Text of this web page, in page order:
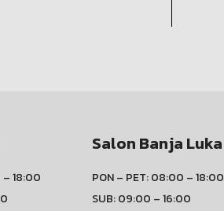
– 18:00
Salon Banja Luka
PON – PET: 08:00 – 18:00
SUB: 09:00 – 16:00